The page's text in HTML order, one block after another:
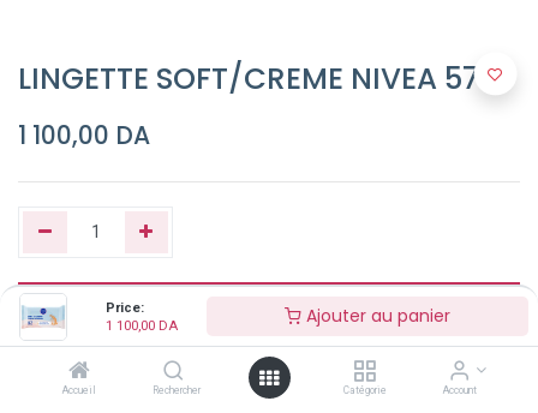
Price:
1 100,00 DA Ajouter au panier
Accueil Rechercher Catégorie Account
LINGETTE SOFT/CREME NIVEA 57P
1 100,00 DA
Ajouter au panier
Buy Now